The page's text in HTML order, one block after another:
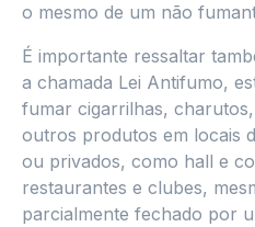
o mesmo de um não
É importante ressaltar
a chamada Lei Antifumo,
fumar cigarrilhas,
outros produtos em locais
ou privados, como hall e
restaurantes e clubes,
parcialmente fechado por